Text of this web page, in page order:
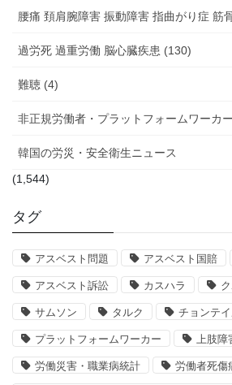
腰痛 頚肩腕障害 振動障害 指曲がり症 筋
過労死 過重労働 脳心臓疾患 (130)
難聴 (4)
非正規労働者・プラットフォームワーカ
韓国の労災・安全衛生ニュース
(1,544)
タグ
アスベスト問題 アスベスト国賠
アスベスト訴訟 カスハラ
サムソン タルク チョンテ
プラットフォームワーカー 上肢障
労働災害・職業病統計 労働者死傷